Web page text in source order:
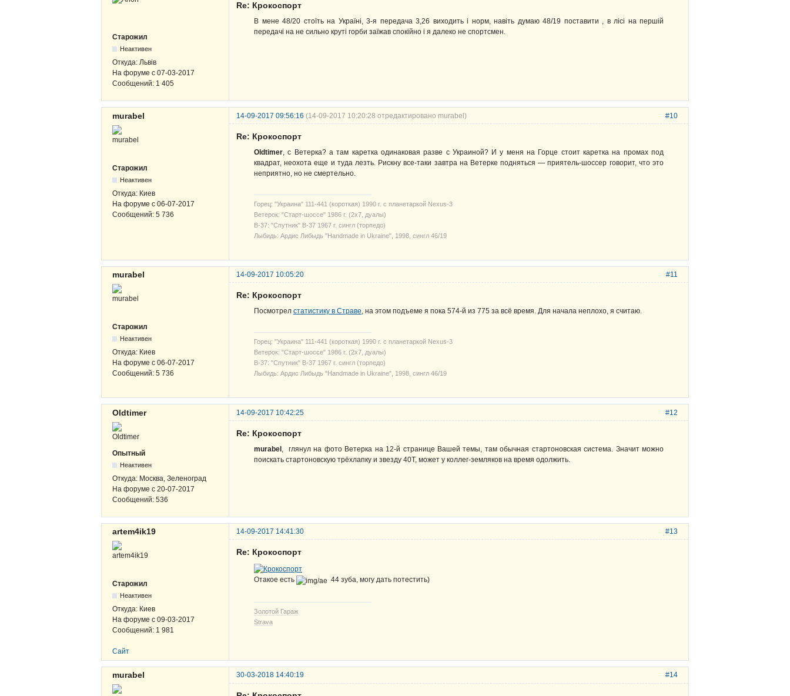
Старожил
Неактивен
Откуда: Львів
На форуме с 07-03-2017
Сообщений: 1 405
Re: Крокоспорт
В мене 48/20 стоїть на Україні, 3-я передача 3,26 виходить і норм, навіть думаю 48/19 поставити , в лісі на першій
передачі на не сильно круті горби заїжав спокійно і я далеко не спортсмен.
#10
murabel 14-09-2017 09:56:16 (14-09-2017 10:20:28 отредактировано murabel)
Старожил
Неактивен
Откуда: Киев
На форуме с 06-07-2017
Сообщений: 5 736
Re: Крокоспорт
Oldtimer, с Ветерка? а там каретка одинаковая разве с Украиной? И у меня на Горце стоит каретка на промах под
квадрат, неохота еще и туда лезть. Рискну все-таки завтра на Ветерке подняться — приятель-шоссер говорит, что это
неприятно, но не смертельно.
Горец: "Украина" 111-441 (короткая) 1990 г. с планетаркой Nexus-3
Ветерок: "Старт-шоссе" 1986 г. (2х7, дуалы)
В-37: "Спутник" В-37 1967 г. сингл (торпедо)
Лыбидь: Ардис Либыдь "Handmade in Ukraine", 1998, сингл 46/19
#11
murabel 14-09-2017 10:05:20
Старожил
Неактивен
Откуда: Киев
На форуме с 06-07-2017
Сообщений: 5 736
Re: Крокоспорт
Посмотрел статистику в Страве, на этом подъеме я пока 574-й из 775 за всё время. Для начала неплохо, я считаю.
Горец: "Украина" 111-441 (короткая) 1990 г. с планетаркой Nexus-3
Ветерок: "Старт-шоссе" 1986 г. (2х7, дуалы)
В-37: "Спутник" В-37 1967 г. сингл (торпедо)
Лыбидь: Ардис Либыдь "Handmade in Ukraine", 1998, сингл 46/19
#12
Oldtimer 14-09-2017 10:42:25
Опытный
Неактивен
Откуда: Москва, Зеленоград
На форуме с 20-07-2017
Сообщений: 536
Re: Крокоспорт
murabel, глянул на фото Ветерка на 12-й странице Вашей темы, там обычная стартоновская система. Значит можно
поискать стартоновскую трёхлапку и звезду 40Т, может у коллег-земляков на время одолжить.
#13
artem4ik19 14-09-2017 14:41:30
Старожил
Неактивен
Откуда: Киев
На форуме с 09-03-2017
Сообщений: 1 981
Re: Крокоспорт
Отакое есть 44 зуба, могу дать потестить)
Золотой Гараж
Strava
Сайт
#14
murabel 30-03-2018 14:40:19